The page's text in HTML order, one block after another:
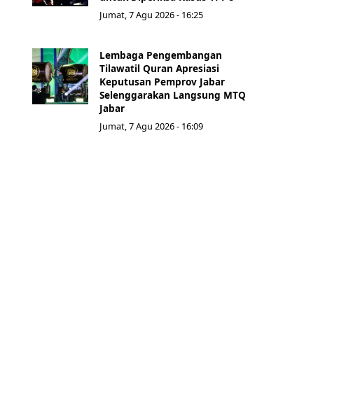
Jumat, 7 Agu 2026 - 16:25
Lembaga Pengembangan
Tilawatil Quran Apresiasi
Keputusan Pemprov Jabar
Selenggarakan Langsung MTQ
Jabar
Jumat, 7 Agu 2026 - 16:09